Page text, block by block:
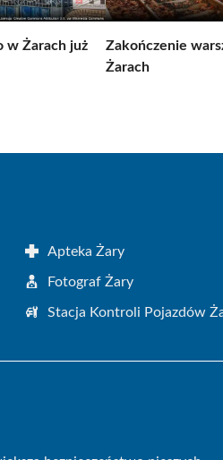
w Żarach już
Zakończenie
Żarach
Apteka Żary
Fotograf Żary
Stacja Kontroli Pojazdów